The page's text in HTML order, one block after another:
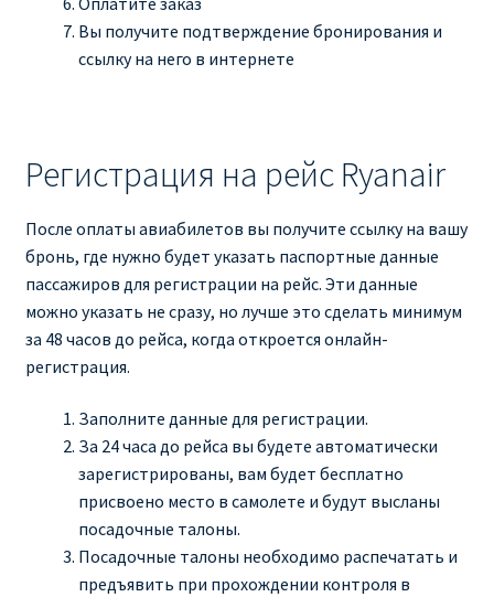
Вы получите подтверждение бронирования и
ссылку на него в интернете
Регистрация на рейс Ryanair
После оплаты авиабилетов вы получите ссылку на вашу
бронь, где нужно будет указать паспортные данные
пассажиров для регистрации на рейс. Эти данные
можно указать не сразу, но лучше это сделать минимум
за 48 часов до рейса, когда откроется онлайн-
регистрация.
Заполните данные для регистрации.
За 24 часа до рейса вы будете автоматически
зарегистрированы, вам будет бесплатно
присвоено место в самолете и будут высланы
посадочные талоны.
Посадочные талоны необходимо распечатать и
предъявить при прохождении контроля в